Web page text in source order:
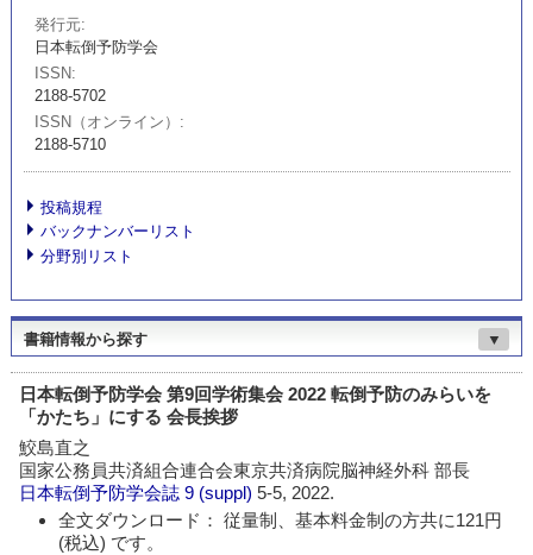
発行元
日本転倒予防学会
ISSN
2188-5702
ISSN（オンライン）
2188-5710
投稿規程
バックナンバーリスト
分野別リスト
書籍情報から探す ▼
日本転倒予防学会 第9回学術集会 2022 転倒予防のみらいを
「かたち」にする 会長挨拶
鮫島直之
国家公務員共済組合連合会東京共済病院脳神経外科 部長
日本転倒予防学会誌 9 (suppl)5-5, 2022.
全文ダウンロード： 従量制、基本料金制の方共に121円
(税込) です。